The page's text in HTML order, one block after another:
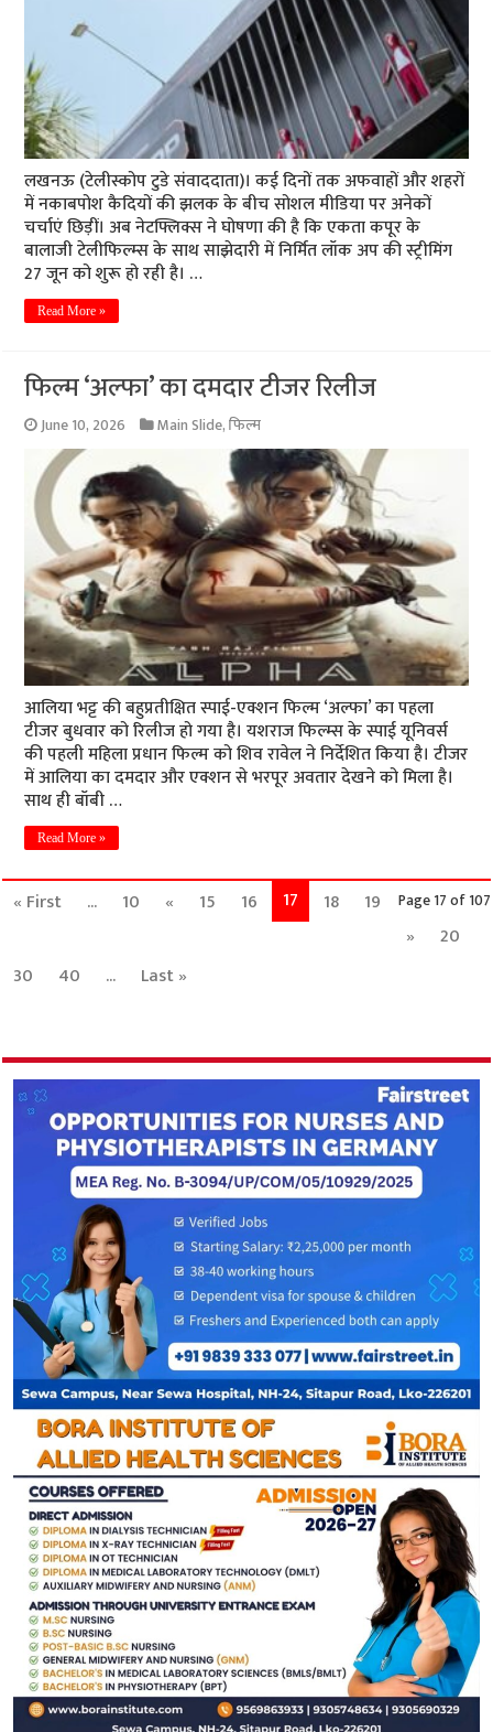
लखनऊ (टेलीस्कोप टुडे संवाददाता)। कई दिनों तक अफवाहों और शहरों
में नकाबपोश कैदियों की झलक के बीच सोशल मीडिया पर अनेकों
चर्चाएं छिड़ीं। अब नेटफ्लिक्स ने घोषणा की है कि एकता कपूर के
बालाजी टेलीफिल्म्स के साथ साझेदारी में निर्मित लॉक अप की स्ट्रीमिंग
27 जून को शुरू हो रही है। …
Read More »
फिल्म ‘अल्फा’ का दमदार टीजर रिलीज
June 10, 2026 Main Slide,फिल्म
आलिया भट्ट की बहुप्रतीक्षित स्पाई-एक्शन फिल्म ‘अल्फा’ का पहला
टीजर बुधवार को रिलीज हो गया है। यशराज फिल्म्स के स्पाई यूनिवर्स
की पहली महिला प्रधान फिल्म को शिव रावेल ने निर्देशित किया है। टीजर
में आलिया का दमदार और एक्शन से भरपूर अवतार देखने को मिला है।
साथ ही बॉबी …
Read More »
Page 17 of 107
« First ... 10 « 15 16 17 18
19
»
20
30
40 ... Last »